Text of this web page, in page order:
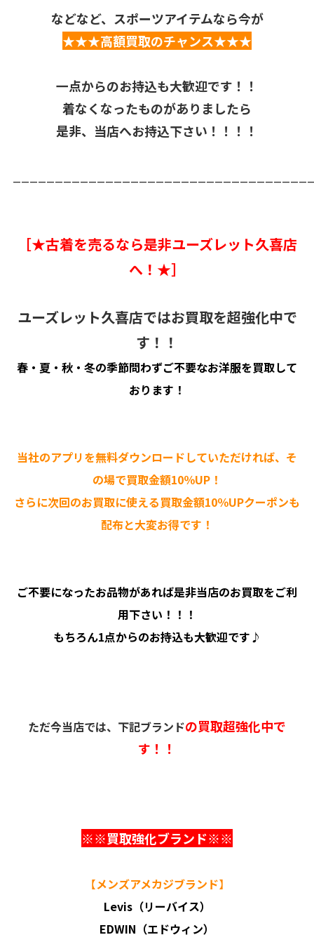
などなど、スポーツアイテムなら今が
★★★高額買取のチャンス★★★
一点からのお持込も大歓迎です！！
着なくなったものがありましたら
是非、当店へお持込下さい！！！！
［★古着を売るなら是非ユーズレット久喜店
へ！★］
ユーズレット久喜店ではお買取を超強化中で
す！！
春・夏・秋・冬の季節問わずご不要なお洋服を買取して
おります！
当社のアプリを無料ダウンロードしていただければ、そ
の場で買取金額10％UP！
さらに次回のお買取に使える買取金額10％UPクーポンも
配布と大変お得です！
ご不要になったお品物があれば是非当店のお買取をご利
用下さい！！！
もちろん1点からのお持込も大歓迎です♪
ただ今当店では、下記ブランドの買取超強化中で
す！！
※※買取強化ブランド※※
【メンズアメカジブランド】
Levis（リーバイス）
EDWIN（エドウィン）